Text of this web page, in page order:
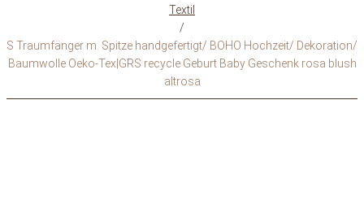
Textil
/
S Traumfänger m. Spitze handgefertigt/ BOHO Hochzeit/ Dekoration/
Baumwolle Oeko-Tex|GRS recycle Geburt Baby Geschenk rosa blush
altrosa